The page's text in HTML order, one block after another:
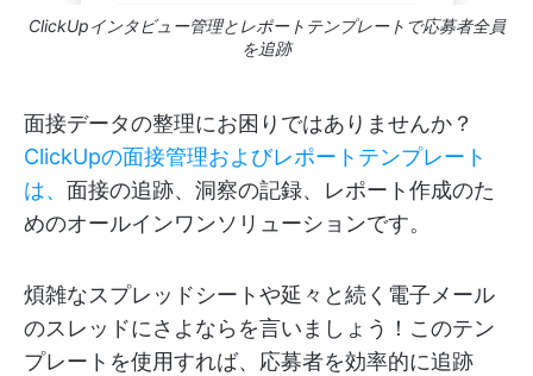
ClickUpインタビュー管理とレポートテンプレートで応募者全員
を追跡
面接データの整理にお困りではありませんか？
ClickUpの面接管理およびレポートテンプレート
は、 面接の追跡、洞察の記録、レポート作成のた
めのオールインワンソリューションです。
煩雑なスプレッドシートや延々と続く電子メール
のスレッドにさよならを言いましょう！このテン
プレートを使用すれば、応募者を効率的に追跡